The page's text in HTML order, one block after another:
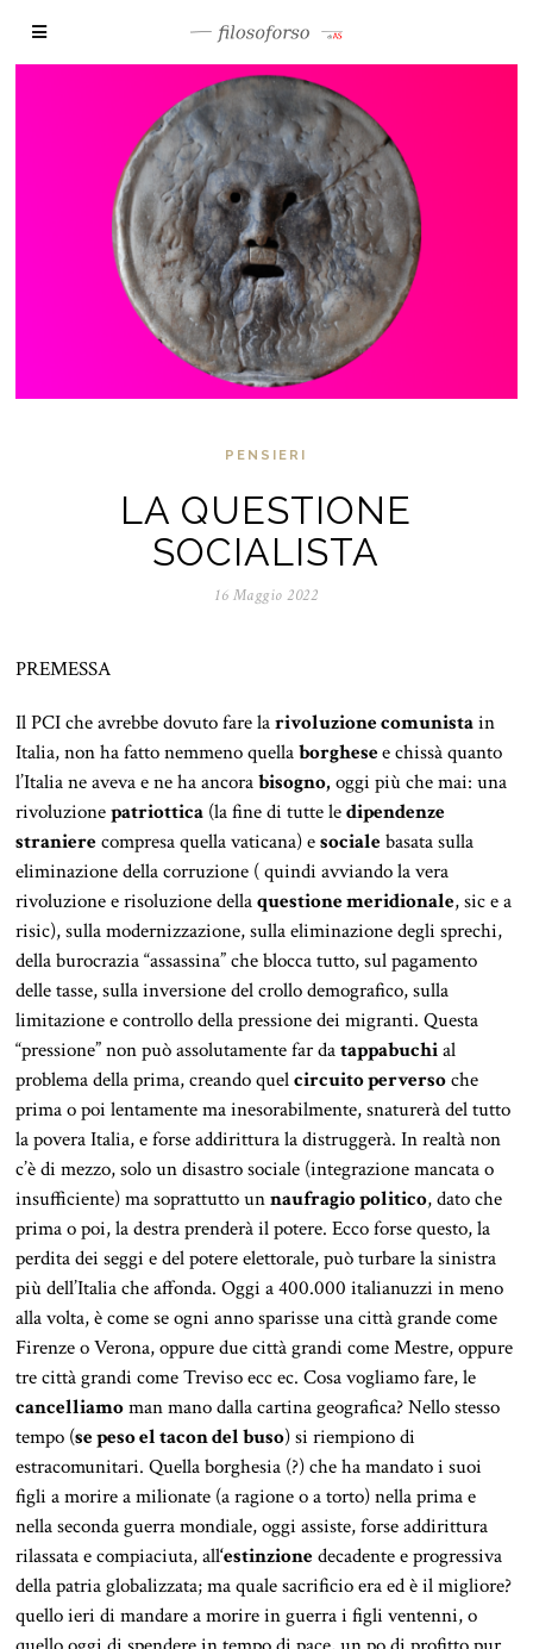
PENSIERI
LA QUESTIONE
SOCIALISTA
16 Maggio 2022
PREMESSA
Il PCI che avrebbe dovuto fare larivoluzione comunistain
Italia, non ha fatto nemmeno quellaborghesee chissà quanto
l’Italia ne aveva e ne ha ancorabisogno,oggi più che mai: una
rivoluzionepatriottica (la fine di tutte ledipendenze
stranierecompresa quella vaticana) esocialebasata sulla
eliminazione della corruzione ( quindi avviando la vera
rivoluzione e risoluzione dellaquestione meridionale, sic e a
risic), sulla modernizzazione, sulla eliminazione degli sprechi,
della burocrazia “assassina” che blocca tutto, sul pagamento
delle tasse, sulla inversione del crollo demografico, sulla
limitazione e controllo della pressione dei migranti. Questa
“pressione” non può assolutamente far datappabuchial
problema della prima, creando quelcircuito perversoche
prima o poi lentamente ma inesorabilmente, snaturerà del tutto
la povera Italia, e forse addirittura la distruggerà. In realtà non
c’è di mezzo, solo un disastro sociale (integrazione mancata o
insufficiente) ma soprattutto unnaufragio politico, dato che
prima o poi, la destra prenderà il potere. Ecco forse questo, la
perdita dei seggi e del potere elettorale, può turbare la sinistra
più dell’Italia che affonda. Oggi a 400.000 italianuzzi in meno
alla volta, è come se ogni anno sparisse una città grande come
Firenze o Verona, oppure due città grandi come Mestre, oppure
tre città grandi come Treviso ecc ec. Cosa vogliamo fare, le
cancelliamoman mano dalla cartina geografica? Nello stesso
tempo (se peso el tacon del buso) si riempiono di
estracomunitari. Quella borghesia (?) che ha mandato i suoi
figli a morire a milionate (a ragione o a torto) nella prima e
nella seconda guerra mondiale, oggi assiste, forse addirittura
rilassata e compiaciuta, all‘estinzionedecadente e progressiva
della patria globalizzata; ma quale sacrificio era ed è il migliore?
quello ieri di mandare a morire in guerra i figli ventenni, o